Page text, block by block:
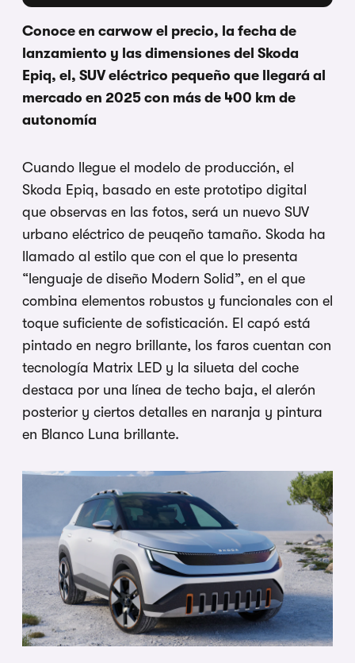
Conoce en carwow el precio, la fecha de
lanzamiento y las dimensiones del Skoda
Epiq, el, SUV eléctrico pequeño que llegará al
mercado en 2025 con más de 400 km de
autonomía
Cuando llegue el modelo de producción, el
Skoda Epiq, basado en este prototipo digital
que observas en las fotos, será un nuevo SUV
urbano eléctrico de peuqeño tamaño. Skoda ha
llamado al estilo que con el que lo presenta
“lenguaje de diseño Modern Solid”, en el que
combina elementos robustos y funcionales con el
toque suficiente de sofisticación. El capó está
pintado en negro brillante, los faros cuentan con
tecnología Matrix LED y la silueta del coche
destaca por una línea de techo baja, el alerón
posterior y ciertos detalles en naranja y pintura
en Blanco Luna brillante.